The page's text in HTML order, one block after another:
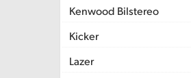
Kenwood Bilstereo
Kicker
Lazer